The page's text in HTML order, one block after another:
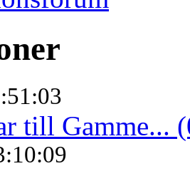
till Gamme...